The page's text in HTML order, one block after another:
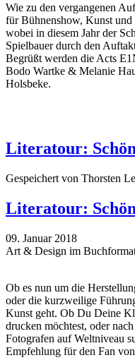
Wie zu den vergangenen
für Bühnenshow, Kunst
wobei in diesem Jahr der
Spielbauer durch den
Begrüßt werden die Acts
Bodo Wartke & Melanie
Holsbeke.
Literatour:
Gespeichert von Thorsten
Literatour:
09. Januar 2018
Art & Design im
Ob es nun um die
oder die kurzweilige
Kunst geht. Ob Du Deine
drucken möchtest, oder
Fotografen auf Weltniveau
Empfehlung für den Fan